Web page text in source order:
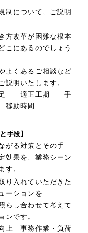
制について、ご説明
方改革が困難な根本
こにあるのでしょう
よくあるご相談など
説明いたします。
足 適正工期 手
動時間
手段】
がる対策とその手
効果を、業務シーン
す。
り入れていただきた
ーションを
らし合わせて考えて
ンです。
上 事務作業・負荷